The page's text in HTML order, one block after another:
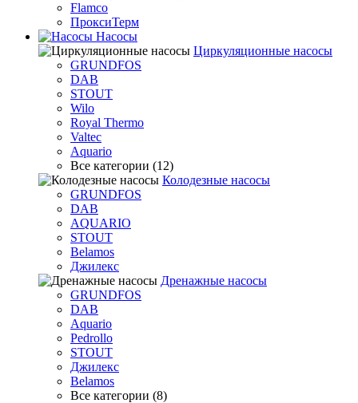
Flamco
ПроксиТерм
Насосы
Циркуляционные насосы
GRUNDFOS
DAB
STOUT
Wilo
Royal Thermo
Valtec
Aquario
Все категории (12)
Колодезные насосы
GRUNDFOS
DAB
AQUARIO
STOUT
Belamos
Джилекс
Дренажные насосы
GRUNDFOS
DAB
Aquario
Pedrollo
STOUT
Джилекс
Belamos
Все категории (8)